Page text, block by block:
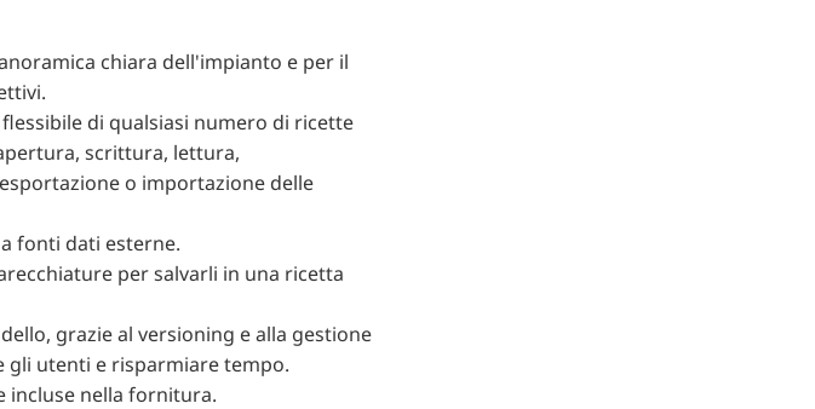
chiara dell'impianto e per il
di qualsiasi numero di ricette
scrittura, lettura,
o importazione delle
fonti dati esterne.
per salvarli in una ricetta
grazie al versioning e alla gestione
gli utenti e risparmiare tempo.
incluse nella fornitura.